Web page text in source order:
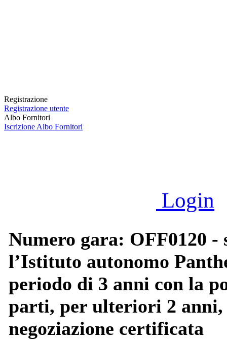
Registrazione
Registrazione utente
Albo Fornitori
Iscrizione Albo Fornitori
Login
Numero gara: OFF0120 -
l’Istituto autonomo
periodo di 3 anni con la
parti, per ulteriori 2
negoziazione certificata